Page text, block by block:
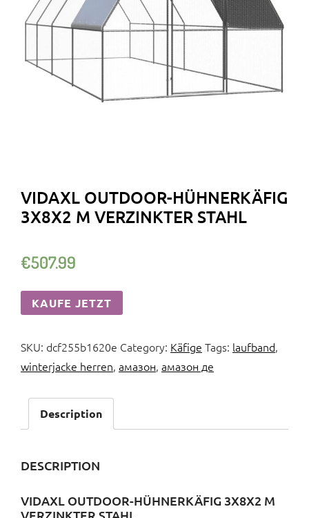
VIDAXL OUTDOOR-HÜHNERKÄFIG
3X8X2 M VERZINKTER STAHL
€507.99
KAUFE JETZT
SKU: dcf255b1620e Category: Käfige Tags: laufband,
winterjacke herren, амазон, амазон де
Description
DESCRIPTION
VIDAXL OUTDOOR-HÜHNERKÄFIG 3X8X2 M